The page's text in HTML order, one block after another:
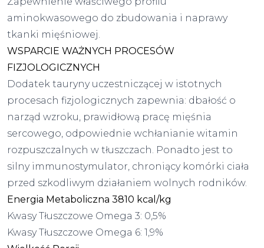
aminokwasowego do zbudowania i naprawy
tkanki mięśniowej.
WSPARCIE WAŻNYCH PROCESÓW
FIZJOLOGICZNYCH
Dodatek tauryny uczestniczącej w istotnych
procesach fizjologicznych zapewnia: dbałość o
narząd wzroku, prawidłową pracę mięśnia
sercowego, odpowiednie wchłanianie witamin
rozpuszczalnych w tłuszczach. Ponadto jest to
silny immunostymulator, chroniący komórki ciała
przed szkodliwym działaniem wolnych rodników.
Energia Metaboliczna 3810 kcal/kg
Kwasy Tłuszczowe Omega 3: 0,5%
Kwasy Tłuszczowe Omega 6: 1,9%